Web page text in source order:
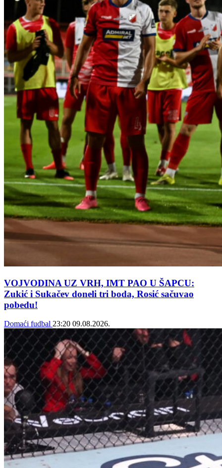
VOJVODINA UZ VRH, IMT PAO U ŠAPCU:
Zukić i Sukačev doneli tri boda, Rosić sačuvao
pobedu!
Domaći fudbal 23:20 09.08.2026.